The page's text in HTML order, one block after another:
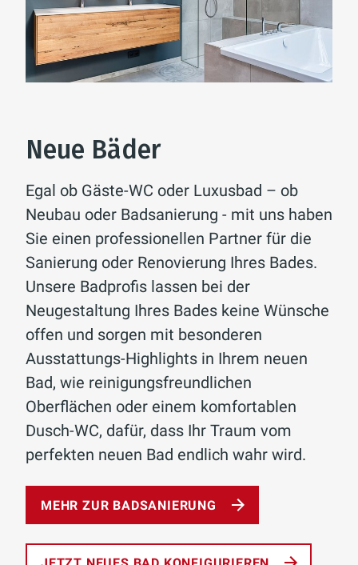
Neue Bäder
Egal ob Gäste-WC oder Luxusbad – ob
Neubau oder Badsanierung - mit uns haben
Sie einen professionellen Partner für die
Sanierung oder Renovierung Ihres Bades.
Unsere Badprofis lassen bei der
Neugestaltung Ihres Bades keine Wünsche
offen und sorgen mit besonderen
Ausstattungs-Highlights in Ihrem neuen
Bad, wie reinigungsfreundlichen
Oberflächen oder einem komfortablen
Dusch-WC, dafür, dass Ihr Traum vom
perfekten neuen Bad endlich wahr wird.
MEHR ZUR BADSANIERUNG